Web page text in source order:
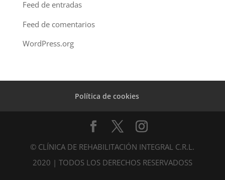
Feed de entradas
Feed de comentarios
WordPress.org
Política de cookies
© CLÍNICA DE REHABILITACIÓN INTEGRAL C.R.L.
2020 | TODOS LOS DERECHOS RESERVADOSS